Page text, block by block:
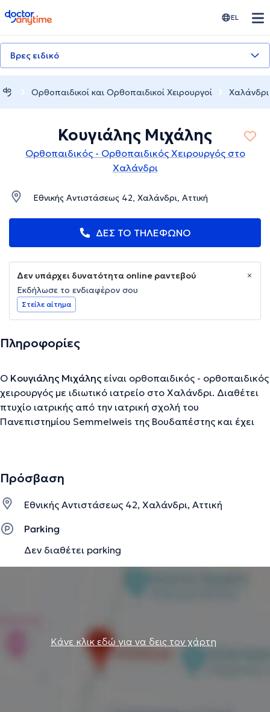
doctoranytime EL
Βρες ειδικό
Ορθοπαιδικοί και Ορθοπαιδικοί Χειρουργοί Χαλάνδρι
Κουγιάλης Μιχάλης
Ορθοπαιδικός - Ορθοπαιδικός Χειρουργός στο
Χαλάνδρι
Εθνικής Αντιστάσεως 42, Χαλάνδρι, Αττική
ΔΕΣ ΤΟ ΤΗΛΕΦΩΝΟ
Δεν υπάρχει δυνατότητα online ραντεβού
Εκδήλωσε το ενδιαφέρον σου
Στείλε αίτημα
Πληροφορίες
Ο Κουγιάλης Μιχάλης είναι ορθοπαιδικός - ορθοπαιδικός
χειρουργός με ιδιωτικό ιατρείο στο Χαλάνδρι. Διαθέτει
πτυχίο ιατρικής από την ιατρική σχολή του
Πανεπιστημίου Semmelweis της Βουδαπέστης και έχει
Πολιτείες και το Νοσοκομείου ΚΑΤ στην Αθήνα. Ακόμη,
μελέτες σε πολλά συνέδρια στην Ελλάδα και στο
εξωτερικό, καθώς επίσης έχει διατελέσει εκπαιδευτής σε
σεμινάρια αρθροσκοπικής και ρομποτικής
αρθροπλαστικής χειρουργικής. Έχοντας εκτελέσει την
εξειδίκευση του στο Royal Orthopaedic Hospital του
αντιμετωπίσει μεγάλο πλήθος περιστατικών στο ιδιωτικό
Την περιγραφή επιμελείται η ομάδα του doctoranytime βασισμένη σε
επαληθευμένες πληροφορίες.
Πρόσβαση
Εθνικής Αντιστάσεως 42, Χαλάνδρι, Αττική
Parking
Δεν διαθέτει parking
Κάνε κλικ εδώ για να δεις τον χάρτη